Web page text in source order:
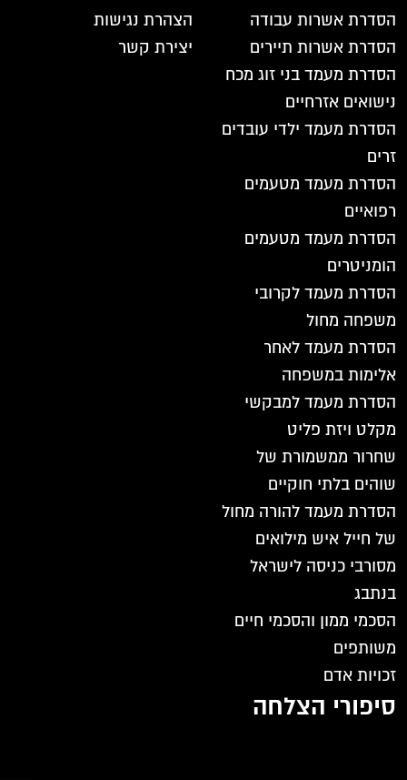
הסדרת אשרות עבודה
הסדרת אשרות תיירים
הסדרת מעמד בני זוג מכח
נישואים אזרחיים
הסדרת מעמד ילדי עובדים
זרים
הסדרת מעמד מטעמים
רפואיים
הסדרת מעמד מטעמים
הומניטרים
הסדרת מעמד לקרובי
משפחה מחול
הסדרת מעמד לאחר
אלימות במשפחה
הסדרת מעמד למבקשי
מקלט ויזת פליט
שחרור ממשמורת של
שוהים בלתי חוקיים
הסדרת מעמד להורה מחול
של חייל איש מילואים
מסורבי כניסה לישראל
בנתבג
הסכמי ממון והסכמי חיים
משותפים
זכויות אדם
הצהרת נגישות
יצירת קשר
סיפורי הצלחה